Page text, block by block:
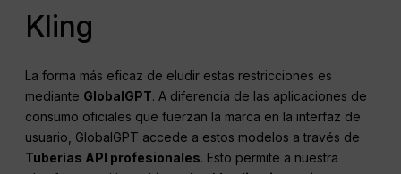
Kling
La forma más eficaz de eludir estas restricciones es
mediante GlobalGPT. A diferencia de las aplicaciones de
consumo oficiales que fuerzan la marca en la interfaz de
usuario, GlobalGPT accede a estos modelos a través de
Tuberías API profesionales. Esto permite a nuestra